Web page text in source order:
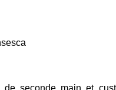
de seconde main et